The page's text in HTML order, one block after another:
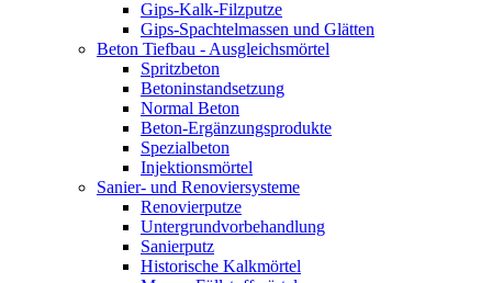
Gips-Kalk-Filzputze
Gips-Spachtelmassen und Glätten
Beton Tiefbau - Ausgleichsmörtel
Spritzbeton
Betoninstandsetzung
Normal Beton
Beton-Ergänzungsprodukte
Spezialbeton
Injektionsmörtel
Sanier- und Renoviersysteme
Renovierputze
Untergrundvorbehandlung
Sanierputz
Historische Kalkmörtel